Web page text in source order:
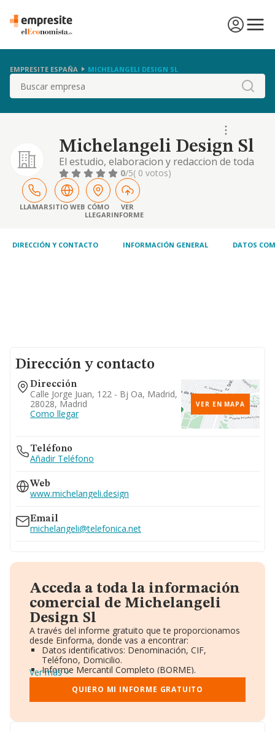
EMPRESITE ESPAÑA MICHELANGELI DESIGN SL
Buscar
Michelangeli Design Sl
El estudio, elaboracion y redaccion de toda
clase de proyectos tecnicos en materia de
diseno de mobiliario, moda y complementos,
obras
0/5( 0 votos)
LLAMARSITIO WEB CÓMO
LLEGAR
VER
INFORME
DIRECCIÓN Y CONTACTO INFORMACIÓN GENERAL DATOS
Dirección y contacto
Dirección
Calle Jorge Juan, 122 - Bj Oa, Madrid,
28028, Madrid
Como llegar
VER EN MAPA
Teléfono
Añadir Teléfono
Web
www.michelangeli.design
Email
michelangeli@telefonica.net
Acceda a toda la información
comercial de Michelangeli
Design Sl
A través del informe gratuito que te proporcionamos
desde Einforma, donde vas a encontrar:
Datos identificativos: Denominación, CIF,
Teléfono, Domicilio.
Informe Mercantil Completo (BORME).
Gráficos de Evolución Ventas y Empleados.
Consejo de Administración y Administradores.
Directivos y Ejecutivos.
Ver más
QUIERO MI INFORME GRATUITO